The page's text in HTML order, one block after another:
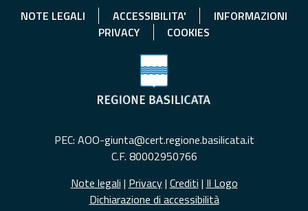
NOTE LEGALI ACCESSIBILITA'
INFORMAZIONI
PRIVACY
COOKIES
PEC: AOO-giunta@cert.regione.basilicata.it
C.F. 80002950766
Note legali | Privacy| Crediti | Il Logo
Dichiarazione di accessibilità